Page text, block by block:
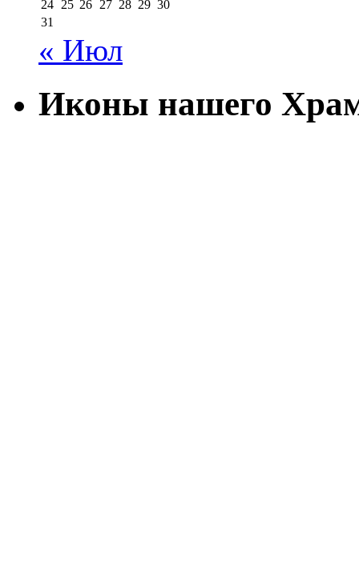
24 25 26 27 28 29 30
31
« Июл
Иконы нашего